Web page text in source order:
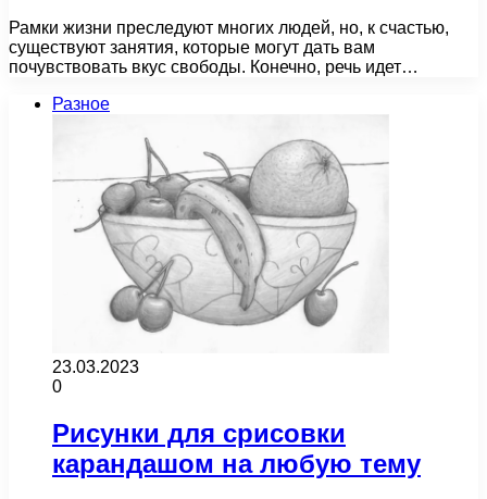
Рамки жизни преследуют многих людей, но, к счастью,
существуют занятия, которые могут дать вам
почувствовать вкус свободы. Конечно, речь идет…
Разное
23.03.2023
0
Рисунки для срисовки
карандашом на любую тему